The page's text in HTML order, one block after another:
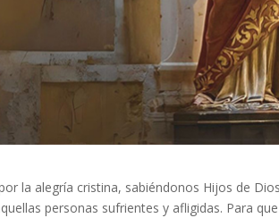
la alegría cristina, sabiéndonos Hijos de
personas sufrientes y afligidas. Para